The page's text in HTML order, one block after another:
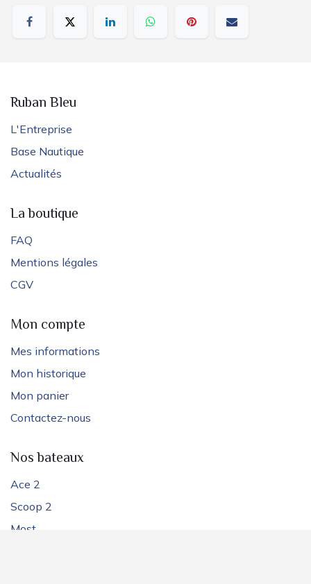
Ruban Bleu
L'Entreprise
Base Nautique
Actualités
La boutique
FAQ
Mentions légales
CGV
Mon compte
Mes informations
Mon historique
Mon panier
Contactez-nous
Nos bateaux
Ace 2
Scoop 2
Most